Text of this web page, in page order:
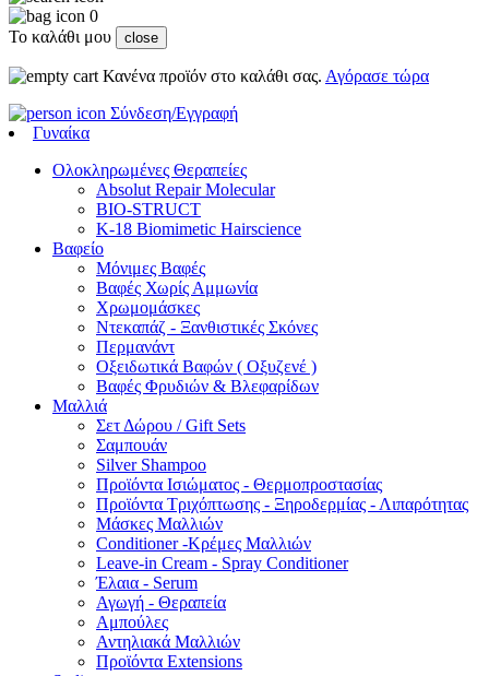
0
Το καλάθι μου
close
Κανένα προϊόν στο καλάθι σας. Αγόρασε τώρα
Σύνδεση/Εγγραφή
Γυναίκα
Ολοκληρωμένες Θεραπείες
Absolut Repair Molecular
BIO-STRUCT
K-18 Biomimetic Hairscience
Βαφείο
Μόνιμες Βαφές
Βαφές Χωρίς Αμμωνία
Χρωμομάσκες
Ντεκαπάζ - Ξανθιστικές Σκόνες
Περμανάντ
Οξειδωτικά Βαφών ( Οξυζενέ )
Βαφές Φρυδιών & Βλεφαρίδων
Μαλλιά
Σετ Δώρου / Gift Sets
Σαμπουάν
Silver Shampoo
Προϊόντα Ισιώματος - Θερμοπροστασίας
Προϊόντα Τριχόπτωσης - Ξηροδερμίας - Λιπαρότητας
Μάσκες Μαλλιών
Conditioner -Κρέμες Μαλλιών
Leave-in Cream - Spray Conditioner
Έλαια - Serum
Αγωγή - Θεραπεία
Αμπούλες
Αντηλιακά Μαλλιών
Προϊόντα Extensions